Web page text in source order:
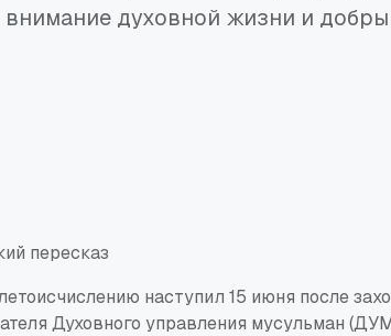
духовной жизни и
пересказ
наступил 15 июня после
Духовного управления мусульман